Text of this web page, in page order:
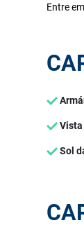
Entre
Vista
Sol